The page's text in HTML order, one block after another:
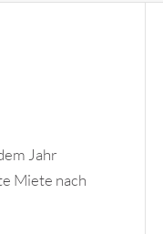
Jahr
Miete nach